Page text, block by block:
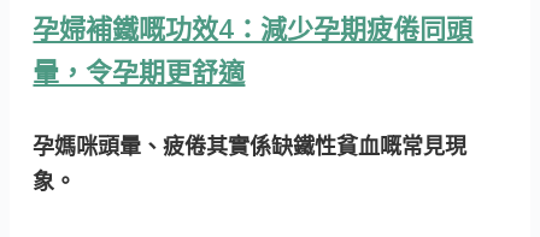
孕婦補鐵嘅功效4：減少孕期疲倦同頭
暈，令孕期更舒適
孕媽咪頭暈、疲倦其實係缺鐵性貧血嘅常見現
象。